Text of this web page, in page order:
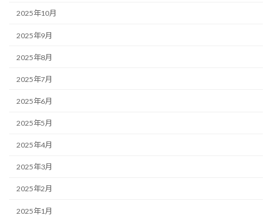
2025年10月
2025年9月
2025年8月
2025年7月
2025年6月
2025年5月
2025年4月
2025年3月
2025年2月
2025年1月